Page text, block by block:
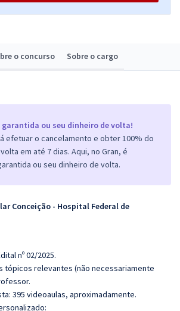
o concurso Sobre o cargo
ou seu dinheiro de volta!
efetuar o cancelamento e obter 100% do
em até 7 dias. Aqui, no Gran, é
ou seu dinheiro de volta.
Conceição - Hospital Federal de
nº 02/2025.
tópicos relevantes (não necessariamente
395 videoaulas, aproximadamente.